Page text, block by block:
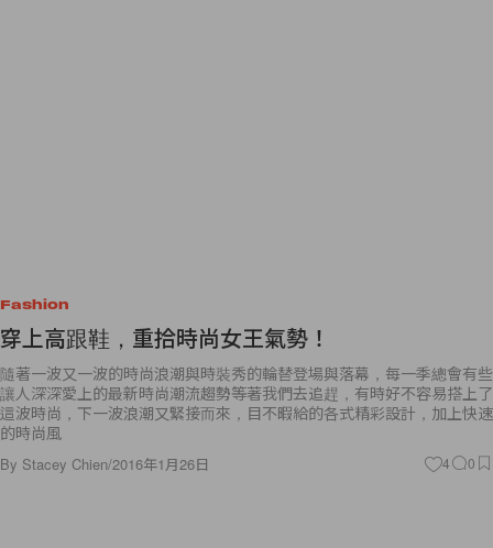
Fashion
穿上高跟鞋，重拾時尚女王氣勢！
隨著一波又一波的時尚浪潮與時裝秀的輪替登場與落幕，每一季總會有些
讓人深深愛上的最新時尚潮流趨勢等著我們去追趕，有時好不容易搭上了
這波時尚，下一波浪潮又緊接而來，目不暇給的各式精彩設計，加上快速
的時尚風
By Stacey Chien/2016年1月26日 4 0